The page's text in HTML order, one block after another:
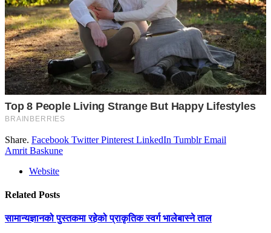
Share. Facebook Twitter Pinterest LinkedIn Tumblr Email
Amrit Baskune
Website
Related Posts
सामान्यज्ञानको पुस्तकमा रहेको प्राकृतिक स्वर्ग भालेबास्ने ताल